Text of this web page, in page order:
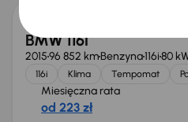
BMW 116i
201596 852 kmBenzyna116i80
116i Klima Tempomat
Miesięczna rata
od 223 zł